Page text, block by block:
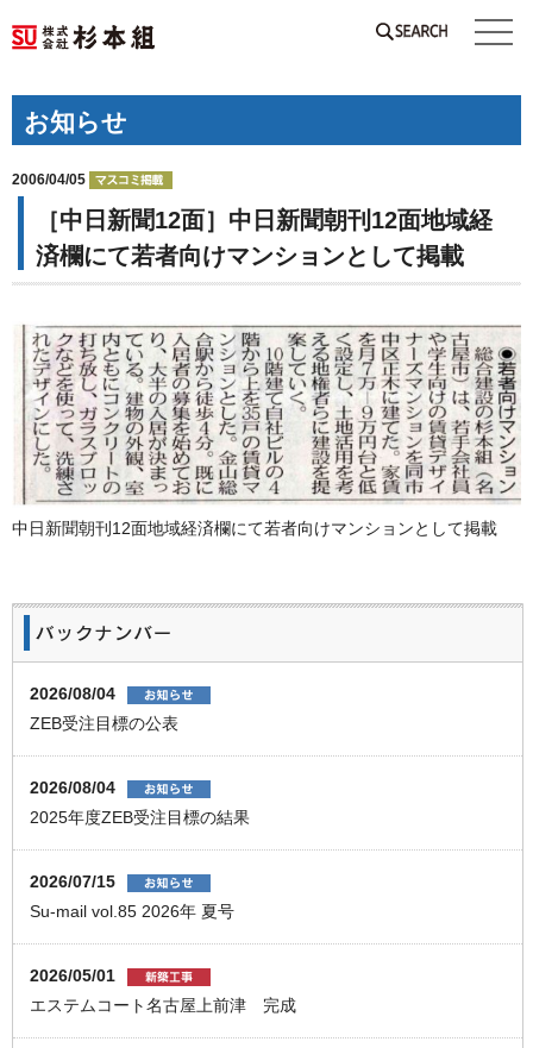
SEARCH
お知らせ
2006/04/05
［中日新聞12面］中日新聞朝刊12面地域経
済欄にて若者向けマンションとして掲載
中日新聞朝刊12面地域経済欄にて若者向けマンションとして掲載
2026/08/04
ZEB受注目標の公表
2026/08/04
2025年度ZEB受注目標の結果
2026/07/15
Su-mail vol.85 2026年 夏号
2026/05/01
エステムコート名古屋上前津 完成